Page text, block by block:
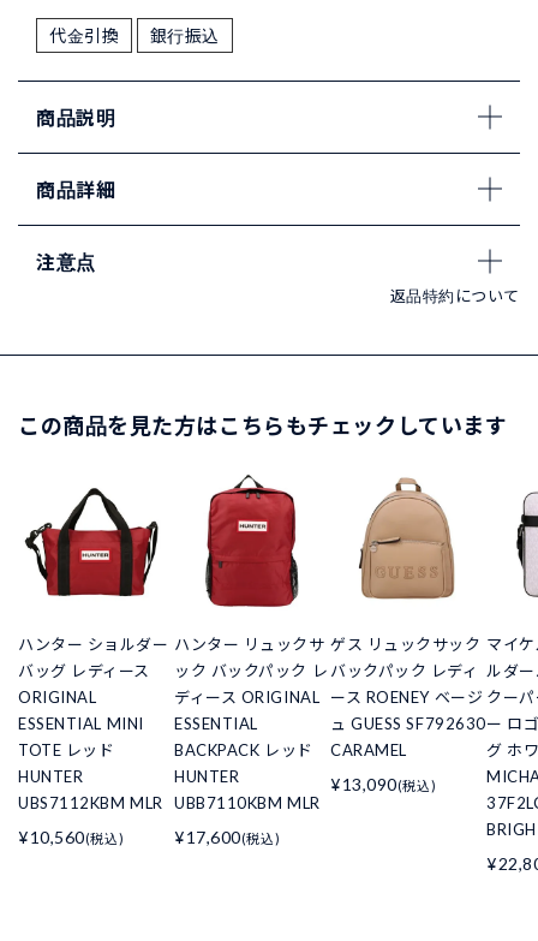
代金引換 銀行振込
商品説明
商品詳細
注意点
返品特約について
この商品を見た方はこちらもチェックしています
ハンター ショルダー
バッグ レディース
ORIGINAL
ESSENTIAL MINI
TOTE レッド
HUNTER
UBS7112KBM MLR
¥10,560(税込)
ハンター リュックサ
ック バックパック レ
ディース ORIGINAL
ESSENTIAL
BACKPACK レッド
HUNTER
UBB7110KBM MLR
¥17,600(税込)
ゲス リュックサック
バックパック レディ
ース ROENEY ベージ
ュ GUESS SF792630
CARAMEL
¥13,090(税込)
マイ
ルダ
クー
ー ロ
グ ホ